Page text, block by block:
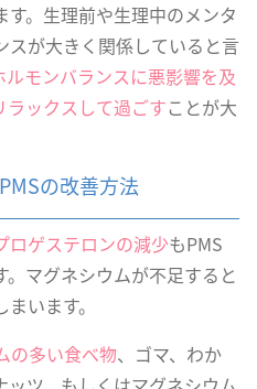
。生理前や生理中のメンタ
スが大きく関係していると言
ルモンバランスに悪影響を及
ラックスして過ごすことが大
の改善方法
ロゲステロンの減少もPMS
マグネシウムが不足すると
います。
の多い食べ物、ゴマ、わか